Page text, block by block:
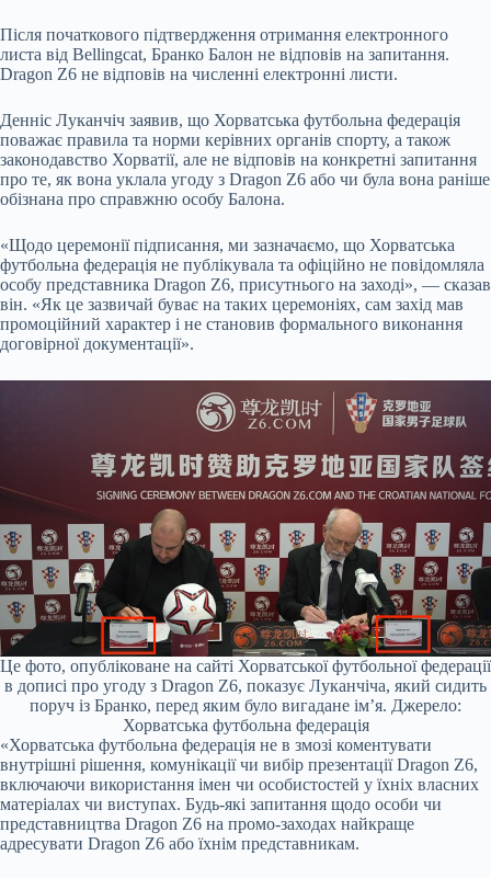
Після початкового підтвердження отримання електронного
листа від Bellingcat, Бранко Балон не відповів на запитання.
Dragon Z6 не відповів на численні електронні листи.
Денніс Луканчіч заявив, що Хорватська футбольна федерація
поважає правила та норми керівних органів спорту, а також
законодавство Хорватії, але не відповів на конкретні запитання
про те, як вона уклала угоду з Dragon Z6 або чи була вона раніше
обізнана про справжню особу Балона.
«Щодо церемонії підписання, ми зазначаємо, що Хорватська
футбольна федерація не публікувала та офіційно не повідомляла
особу представника Dragon Z6, присутнього на заході», — сказав
він. «Як це зазвичай буває на таких церемоніях, сам захід мав
промоційний характер і не становив формального виконання
договірної документації».
Це фото, опубліковане на сайті Хорватської футбольної федерації
в дописі про угоду з Dragon Z6, показує Луканчіча, який сидить
поруч із Бранко, перед яким було вигадане ім’я. Джерело:
Хорватська футбольна федерація
«Хорватська футбольна федерація не в змозі коментувати
внутрішні рішення, комунікації чи вибір презентації Dragon Z6,
включаючи використання імен чи особистостей у їхніх власних
матеріалах чи виступах. Будь-які запитання щодо особи чи
представництва Dragon Z6 на промо-заходах найкраще
адресувати Dragon Z6 або їхнім представникам.